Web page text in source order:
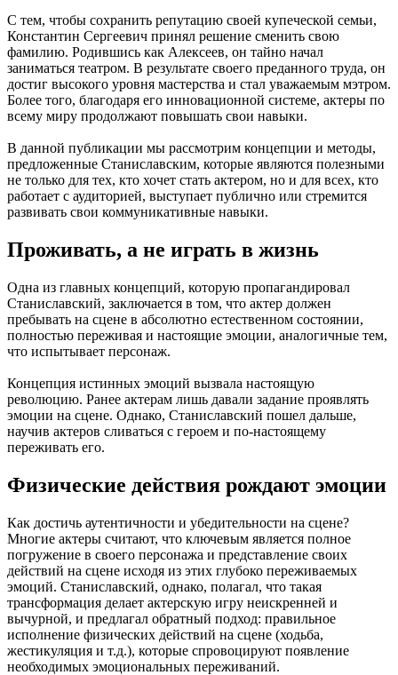
С тем, чтобы сохранить репутацию своей купеческой семьи,
Константин Сергеевич принял решение сменить свою
фамилию. Родившись как Алексеев, он тайно начал
заниматься театром. В результате своего преданного труда, он
достиг высокого уровня мастерства и стал уважаемым мэтром.
Более того, благодаря его инновационной системе, актеры по
всему миру продолжают повышать свои навыки.
В данной публикации мы рассмотрим концепции и методы,
предложенные Станиславским, которые являются полезными
не только для тех, кто хочет стать актером, но и для всех, кто
работает с аудиторией, выступает публично или стремится
развивать свои коммуникативные навыки.
Проживать, а не играть в жизнь
Одна из главных концепций, которую пропагандировал
Станиславский, заключается в том, что актер должен
пребывать на сцене в абсолютно естественном состоянии,
полностью переживая и настоящие эмоции, аналогичные тем,
что испытывает персонаж.
Концепция истинных эмоций вызвала настоящую
революцию. Ранее актерам лишь давали задание проявлять
эмоции на сцене. Однако, Станиславский пошел дальше,
научив актеров сливаться с героем и по-настоящему
переживать его.
Физические действия рождают эмоции
Как достичь аутентичности и убедительности на сцене?
Многие актеры считают, что ключевым является полное
погружение в своего персонажа и представление своих
действий на сцене исходя из этих глубоко переживаемых
эмоций. Станиславский, однако, полагал, что такая
трансформация делает актерскую игру неискренней и
вычурной, и предлагал обратный подход: правильное
исполнение физических действий на сцене (ходьба,
жестикуляция и т.д.), которые спровоцируют появление
необходимых эмоциональных переживаний.